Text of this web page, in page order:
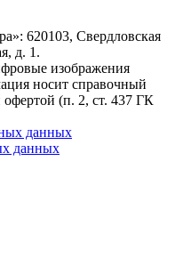
620103, Свердловская
д. 1.
изображения
носит справочный
офертой (п. 2, ст. 437 ГК
данных
данных